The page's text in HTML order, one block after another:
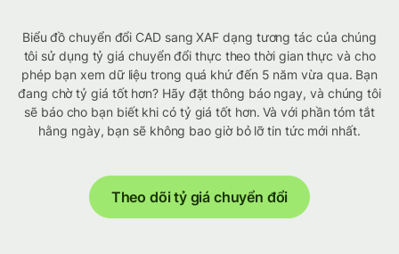
Biểu đồ chuyển đổi CAD sang XAF dạng tương tác của chúng
tôi sử dụng tỷ giá chuyển đổi thực theo thời gian thực và cho
phép bạn xem dữ liệu trong quá khứ đến 5 năm vừa qua. Bạn
đang chờ tỷ giá tốt hơn? Hãy đặt thông báo ngay, và chúng tôi
sẽ báo cho bạn biết khi có tỷ giá tốt hơn. Và với phần tóm tắt
hằng ngày, bạn sẽ không bao giờ bỏ lỡ tin tức mới nhất.
Theo dõi tỷ giá chuyển đổi